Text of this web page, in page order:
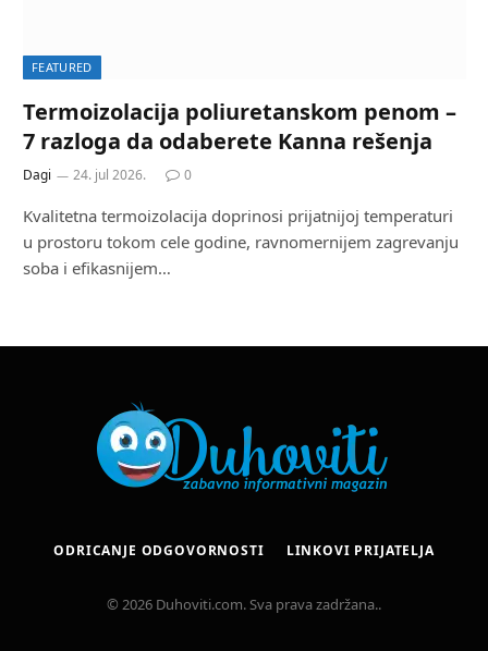
FEATURED
Termoizolacija poliuretanskom penom –
7 razloga da odaberete Kanna rešenja
Dagi 24. jul 2026. 0
Kvalitetna termoizolacija doprinosi prijatnijoj temperaturi
u prostoru tokom cele godine, ravnomernijem zagrevanju
soba i efikasnijem…
ODRICANJE ODGOVORNOSTI LINKOVI PRIJATELJA
© 2026 Duhoviti.com. Sva prava zadržana..